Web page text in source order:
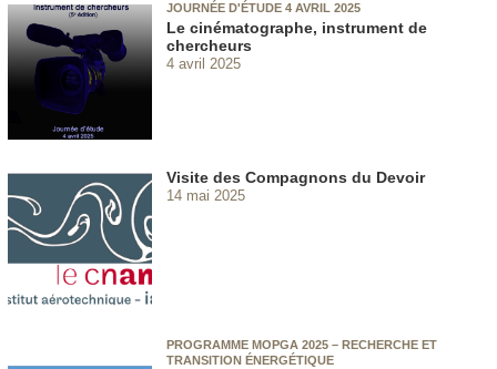
JOURNÉE D'ÉTUDE 4 AVRIL 2025
Le cinématographe, instrument de
chercheurs
4 avril 2025
Visite des Compagnons du Devoir
14 mai 2025
PROGRAMME MOPGA 2025 – RECHERCHE ET
TRANSITION ÉNERGÉTIQUE